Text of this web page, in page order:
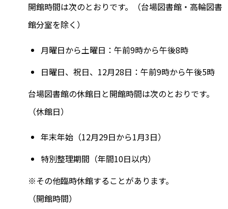
開館時間は次のとおりです。（台場図書館・高輪図書
館分室を除く）
月曜日から土曜日： 午前9時から午後8時
日曜日、祝日、12月28日：午前9時から午後5時
台場図書館の休館日と開館時間は次のとおりです。
（休館日）
年末年始（12月29日から1月3日）
特別整理期間（年間10日以内）
※その他臨時休館することがあります。
（開館時間）